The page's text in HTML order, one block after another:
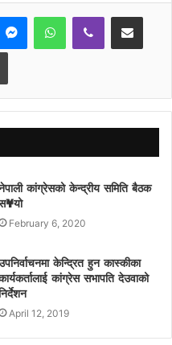
MessengerWhatsAppViber Share via Email
Print
कांग्रेसको केन्द्रीय समिति बैठक
February 6, 2020
केन्द्रित हुन कास्कीका
कांग्रेस सभापति देउवाको
April 12, 2019